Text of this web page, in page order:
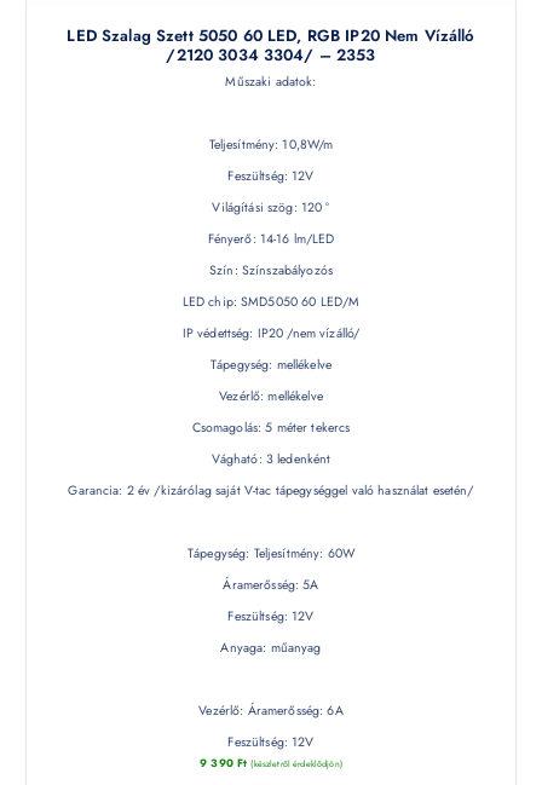
LED Szalag Szett 5050 60 LED, RGB IP20 Nem Vízálló
/2120 3034 3304/ – 2353
Műszaki adatok:
Teljesítmény: 10,8W/m
Feszültség: 12V
Világítási szög: 120 °
Fényerő: 14-16 lm/LED
Szín: Színszabályozós
LED chip: SMD5050 60 LED/M
IP védettség: IP20 /nem vízálló/
Tápegység: mellékelve
Vezérlő: mellékelve
Csomagolás: 5 méter tekercs
Vágható: 3 ledenként
Garancia: 2 év /kizárólag saját V-tac tápegységgel való használat esetén/
Tápegység: Teljesítmény: 60W
Áramerősség: 5A
Feszültség: 12V
Anyaga: műanyag
Vezérlő: Áramerősség: 6A
Feszültség: 12V
9 390 Ft (készletről érdeklődjön)